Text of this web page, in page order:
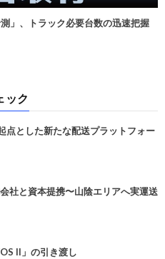
」、トラック必要台数の迅速把握
ック
とした新たな配送プラットフォー
社と資本提携〜山陰エリアへ実運送
II」の引き渡し